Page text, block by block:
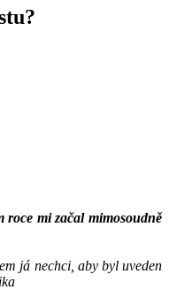
mi začal mimosoudně
já nechci, aby byl uveden